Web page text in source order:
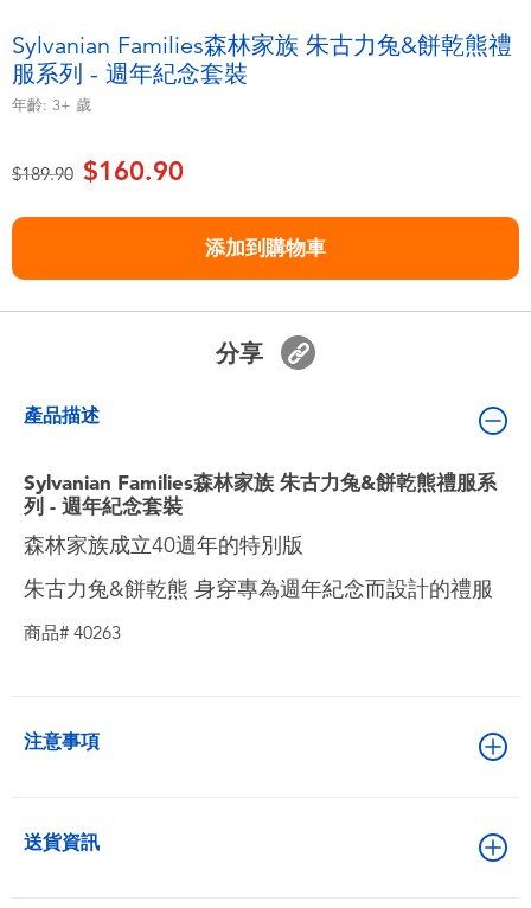
毛毛公仔玩具
任天堂 Switch
盲盒
人氣角色
生活精品
Sylvanian Families森林家族 朱古力兔&餅乾熊禮
服系列 - 週年紀念套裝
年齡: 3+ 歲
價格從
$189.90至$160.90
添加到購物車
分享
產品描述
Sylvanian Families森林家族 朱古力兔&餅乾熊禮服系
列 - 週年紀念套裝
森林家族成立40週年的特別版
朱古力兔&餅乾熊 身穿專為週年紀念而設計的禮服
商品# 40263
注意事項
送貨資訊